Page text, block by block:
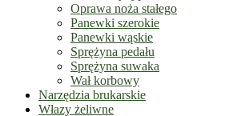
Oprawa noża stałego
Panewki szerokie
Panewki wąskie
Sprężyna pedału
Sprężyna suwaka
Wał korbowy
Narzędzia brukarskie
Włazy żeliwne